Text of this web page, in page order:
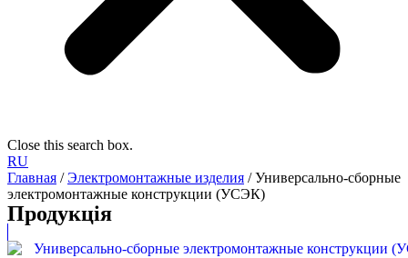
Close this search box.
RU
Главная /Электромонтажные изделия / Универсально-сборные
электромонтажные конструкции (УСЭК)
Продукція